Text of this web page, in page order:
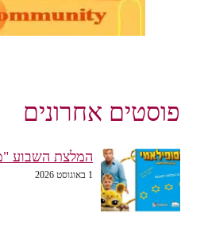
פוסטים אחרונים
המלצת השבוע
1 באוגוסט 2026